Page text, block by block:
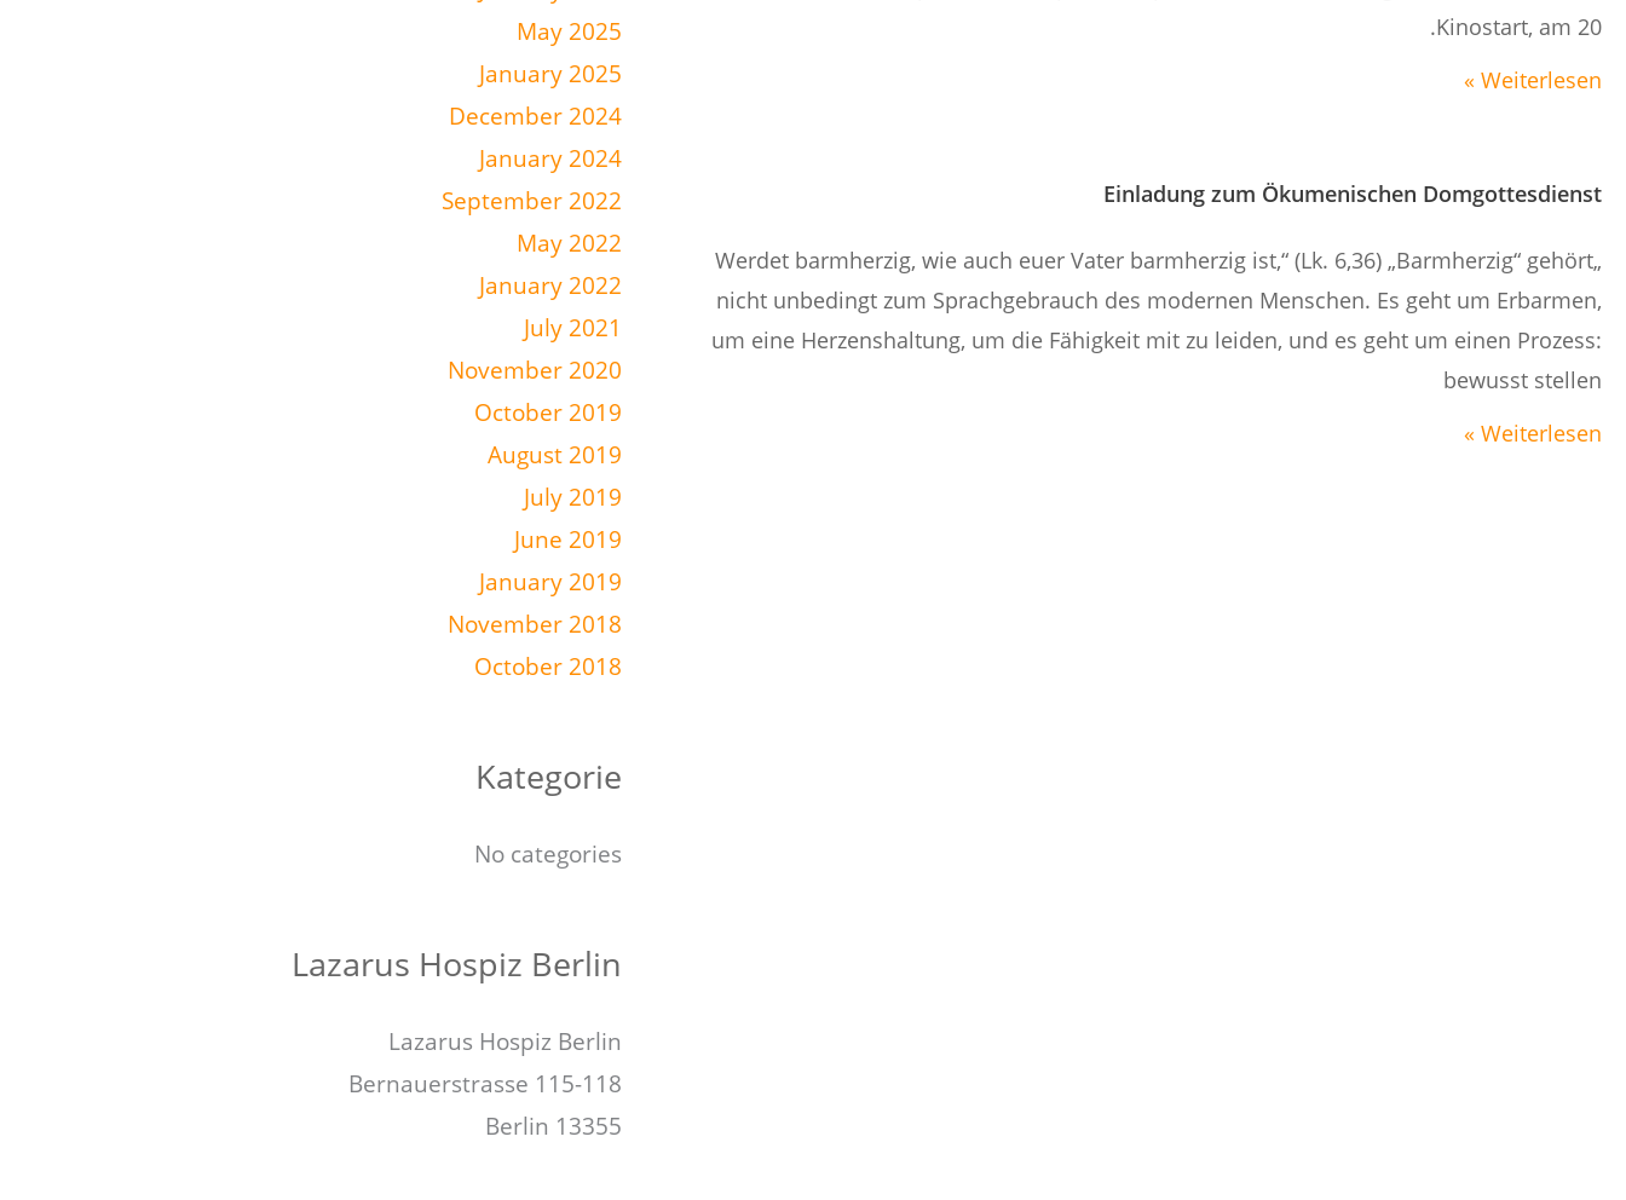
Kinostart, am 20.
Weiterlesen »
Einladung zum Ökumenischen Domgottesdienst
„Werdet barmherzig, wie auch euer Vater barmherzig ist,“ (Lk. 6,36) „Barmherzig“ gehört
nicht unbedingt zum Sprachgebrauch des modernen Menschen. Es geht um Erbarmen,
um eine Herzenshaltung, um die Fähigkeit mit zu leiden, und es geht um einen Prozess:
bewusst stellen
Weiterlesen »
May 2025
January 2025
December 2024
January 2024
September 2022
May 2022
January 2022
July 2021
November 2020
October 2019
August 2019
July 2019
June 2019
January 2019
November 2018
October 2018
Kategorie
No categories
Lazarus Hospiz Berlin
Lazarus Hospiz Berlin
Bernauerstrasse 115-118
13355 Berlin